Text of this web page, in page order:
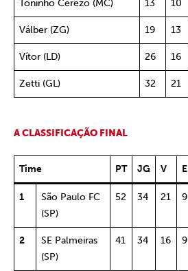
Toninho Cerezo (MC) 13 10
Válber (ZG) 19 13
Vítor (LD) 26 16
Zetti (GL) 32 21
A CLASSIFICAÇÃO FINAL
Time PT JG V E
1
São Paulo FC
(SP)
52 34 21 9
2
SE Palmeiras
(SP)
41 34 16 9